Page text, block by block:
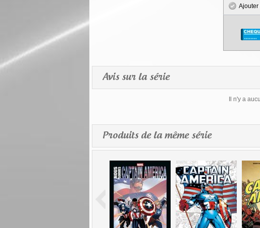
Ajouter
Avis sur la série
Il n'y a
Produits de la même série